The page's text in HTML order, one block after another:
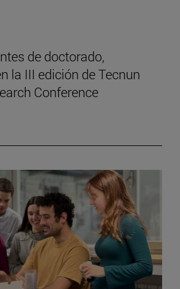
de doctorado,
la III edición de Tecnun
Conference